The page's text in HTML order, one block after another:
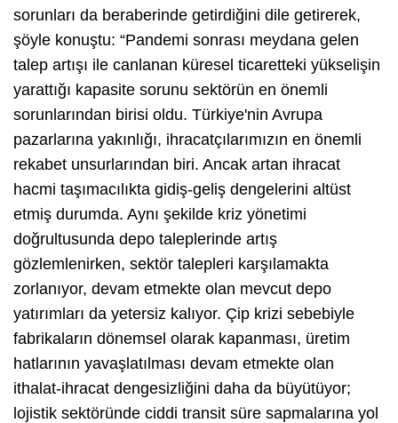
sorunları da beraberinde getirdiğini dile getirerek,
şöyle konuştu: “Pandemi sonrası meydana gelen
talep artışı ile canlanan küresel ticaretteki yükselişin
yarattığı kapasite sorunu sektörün en önemli
sorunlarından birisi oldu. Türkiye'nin Avrupa
pazarlarına yakınlığı, ihracatçılarımızın en önemli
rekabet unsurlarından biri. Ancak artan ihracat
hacmi taşımacılıkta gidiş-geliş dengelerini altüst
etmiş durumda. Aynı şekilde kriz yönetimi
doğrultusunda depo taleplerinde artış
gözlemlenirken, sektör talepleri karşılamakta
zorlanıyor, devam etmekte olan mevcut depo
yatırımları da yetersiz kalıyor. Çip krizi sebebiyle
fabrikaların dönemsel olarak kapanması, üretim
hatlarının yavaşlatılması devam etmekte olan
ithalat-ihracat dengesizliğini daha da büyütüyor;
lojistik sektöründe ciddi transit süre sapmalarına yol